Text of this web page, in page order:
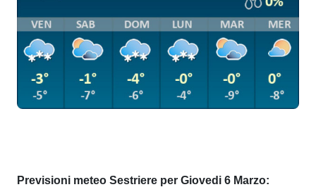
Previsioni meteo Sestriere per Giovedi 6 Marzo: